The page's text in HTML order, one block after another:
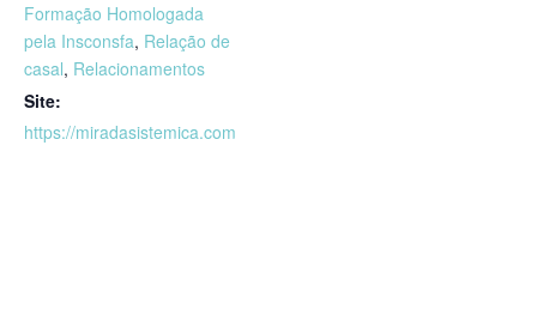
Formação Homologada
pela Insconsfa, Relação de
casal, Relacionamentos
Site:
https://miradasistemica.com